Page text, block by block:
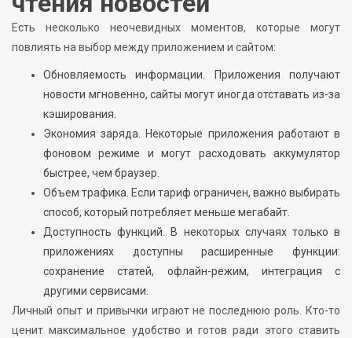
Есть несколько неочевидных моментов, которые могут
повлиять на выбор между приложением и сайтом:
Обновляемость информации. Приложения получают
новости мгновенно, сайты могут иногда отставать из-за
кэширования.
Экономия заряда. Некоторые приложения работают в
фоновом режиме и могут расходовать аккумулятор
быстрее, чем браузер.
Объем трафика. Если тариф ограничен, важно выбирать
способ, который потребляет меньше мегабайт.
Доступность функций. В некоторых случаях только в
приложениях доступны расширенные функции:
сохранение статей, офлайн-режим, интеграция с
другими сервисами.
Личный опыт и привычки играют не последнюю роль. Кто-то
ценит максимальное удобство и готов ради этого ставить